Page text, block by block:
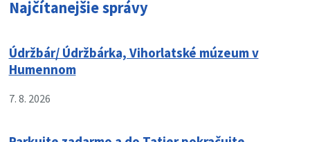
Najčítanejšie správy
Údržbár/ Údržbárka, Vihorlatské múzeum v
Humennom
7. 8. 2026